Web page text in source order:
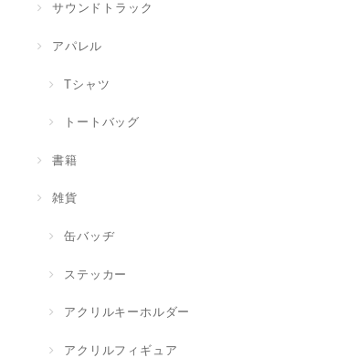
サウンドトラック
アパレル
Tシャツ
トートバッグ
書籍
雑貨
缶バッヂ
ステッカー
アクリルキーホルダー
アクリルフィギュア